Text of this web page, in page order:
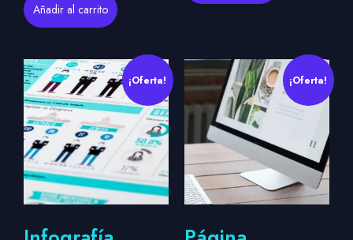
Añadir al carrito
¡Oferta! ¡Oferta!